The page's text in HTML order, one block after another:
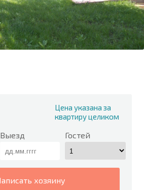
Цена указана за
квартиру целиком
Выезд Гостей
написать хозяину